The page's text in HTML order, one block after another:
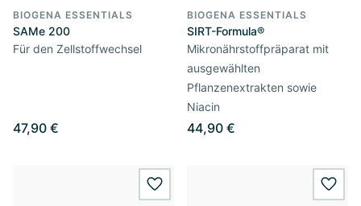
BIOGENA ESSENTIALS
SAMe 200
Für den Zellstoffwechsel
47,90 €
BIOGENA ESSENTIALS
SIRT-Formula®
Mikronährstoffpräparat mit
ausgewählten
Pflanzenextrakten sowie
Niacin
44,90 €
wishlist.add